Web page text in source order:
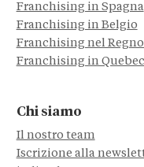
Franchising in Spagna
Franchising in Belgio
Franchising nel
Franchising in Quebec
Chi siamo
Il nostro team
Iscrizione alla